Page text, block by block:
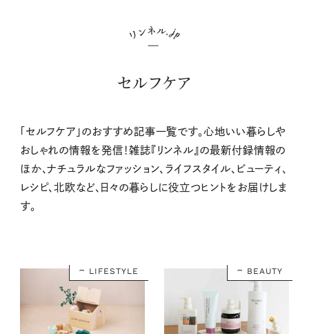
セルフケア
「セルフケア」のおすすめ記事一覧です。心地いい暮らしや
おしゃれの情報を発信！雑誌『リンネル』の最新付録情報の
ほか、ナチュラルなファッション、ライフスタイル、ビューティ、
レシピ、北欧など、日々の暮らしに役立つヒントをお届けしま
す。
LIFESTYLE BEAUTY